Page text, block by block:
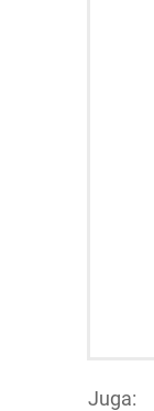
Juga: